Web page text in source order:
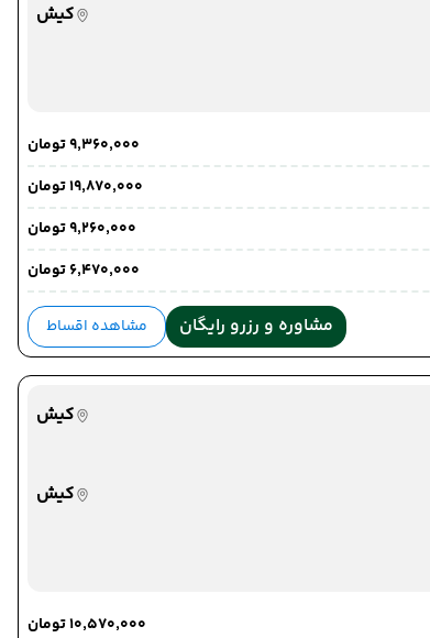
کیش
۹٬۳۶۰٬۰۰۰ تومان
۱۹٬۸۷۰٬۰۰۰ تومان
۹٬۲۶۰٬۰۰۰ تومان
۶٬۴۷۰٬۰۰۰ تومان
مشاوره و رزرو رایگان مشاهده اقساط
کیش
کیش
۱۰٬۵۷۰٬۰۰۰ تومان